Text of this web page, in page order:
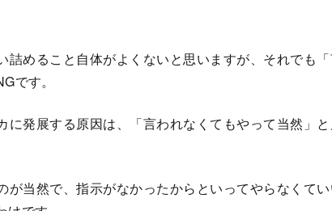
詰めること自体がよくないと思いますが、それでも
です。
発展する原因は、「言われなくてもやって当然」
が当然で、指示がなかったからといってやらなくて